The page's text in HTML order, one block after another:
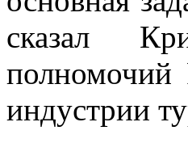
сказал
полномочий
индустрии